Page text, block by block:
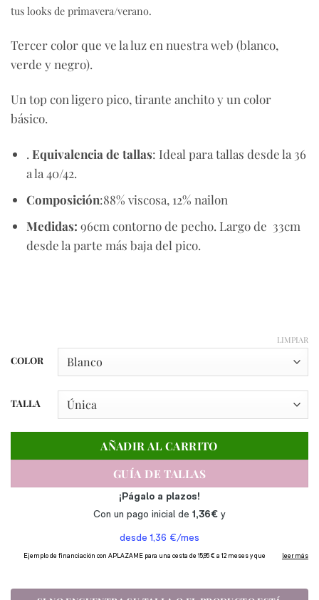
tus looks de primavera/verano.
Tercer color que ve la luz en nuestra web (blanco,
verde y negro).
Un top con ligero pico, tirante anchito y un color
básico.
. Equivalencia de tallas: Ideal para tallas desde la 36
a la 40/42.
Composición:88% viscosa, 12% nailon
Medidas: 96cm contorno de pecho. Largo de 33cm
desde la parte más baja del pico.
COLOR
TALLA
LIMPIAR
AÑADIR AL CARRITO
GUÍA DE TALLAS